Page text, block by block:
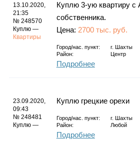
Карты
Фотогалерея
13.10.2020,
21:35
№ 248570
Куплю —
Квартиры
Куплю 3-ую квартиру с
собственника.
Цена: 2700 тыс. руб.
Город/нас. пункт: г.
Шахты
Район:
Центр
Подробнее
23.09.2020,
09:43
№ 248481
Куплю —
Куплю грецкие орехи
Город/нас. пункт: г.
Шахты
Район:
Любой
Подробнее